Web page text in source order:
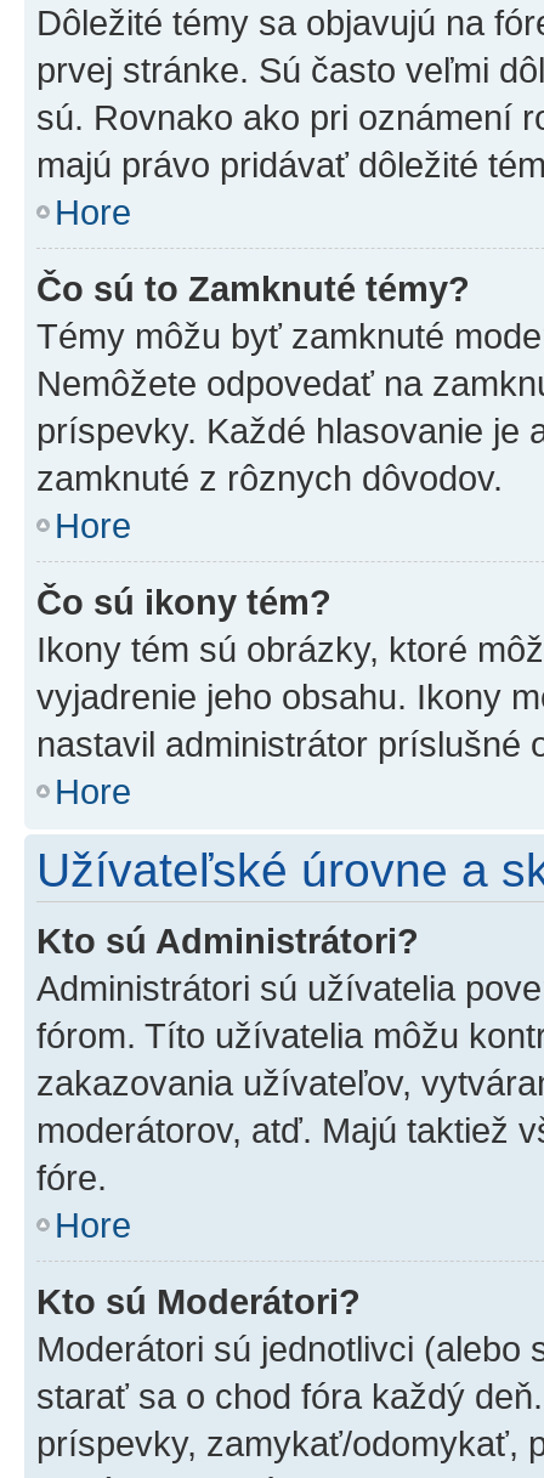
Dôležité témy sa objavujú na
prvej stránke. Sú často veľmi
sú. Rovnako ako pri oznámení
majú právo pridávať dôležité
Hore
Čo sú to Zamknuté témy?
Témy môžu byť zamknuté
Nemôžete odpovedať na
príspevky. Každé hlasovanie je
zamknuté z rôznych dôvodov.
Hore
Čo sú ikony tém?
Ikony tém sú obrázky, ktoré
vyjadrenie jeho obsahu. Ikony
nastavil administrátor príslušné
Hore
Užívateľské úrovne a
Kto sú Administrátori?
Administrátori sú užívatelia
fórom. Títo užívatelia môžu
zakazovania užívateľov,
moderátorov, atď. Majú taktiež
fóre.
Hore
Kto sú Moderátori?
Moderátori sú jednotlivci (alebo
starať sa o chod fóra každý
príspevky, zamykať/odomykať,